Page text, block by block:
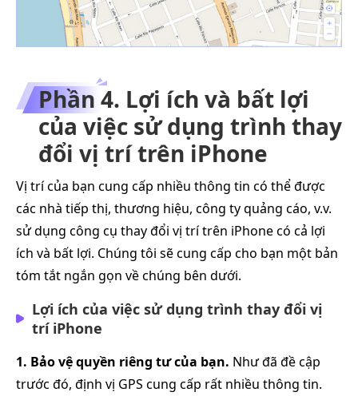
Phần 4. Lợi ích và bất lợi
của việc sử dụng trình thay
đổi vị trí trên iPhone
Vị trí của bạn cung cấp nhiều thông tin có thể được
các nhà tiếp thị, thương hiệu, công ty quảng cáo, v.v.
sử dụng công cụ thay đổi vị trí trên iPhone có cả lợi
ích và bất lợi. Chúng tôi sẽ cung cấp cho bạn một bản
tóm tắt ngắn gọn về chúng bên dưới.
Lợi ích của việc sử dụng trình thay đổi vị
trí iPhone
1. Bảo vệ quyền riêng tư của bạn. Như đã đề cập
trước đó, định vị GPS cung cấp rất nhiều thông tin.